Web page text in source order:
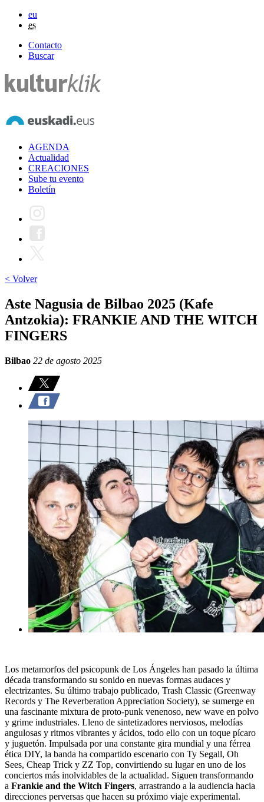
eu
es
Contacto
Buscar
AGENDA
Actualidad
CREACIONES
Sube tu evento
Boletín
< Volver
Aste Nagusia de Bilbao 2025 (Kafe
Antzokia): FRANKIE AND THE WITCH
FINGERS
Bilbao 22 de agosto 2025
Los metamorfos del psicopunk de Los Ángeles han pasado la última
década transformando su sonido en nuevas formas audaces y
electrizantes. Su último trabajo publicado, Trash Classic (Greenway
Records y The Reverberation Appreciation Society), se sumerge en
una fascinante mixtura de proto-punk venenoso, new wave en polvo
y grime industriales. Lleno de sintetizadores nerviosos, melodías
angulosas y ritmos vibrantes y ácidos, todo ello con un toque pícaro
y juguetón. Impulsada por una constante gira mundial y una férrea
ética DIY, la banda ha compartido escenario con Ty Segall, Oh
Sees, Cheap Trick y ZZ Top, convirtiendo su lugar en uno de los
conciertos más inolvidables de la actualidad. Siguen transformando
a Frankie and the Witch Fingers, arrastrando a la audiencia hacia
direcciones perversas que hacen su próximo viaje experimental.